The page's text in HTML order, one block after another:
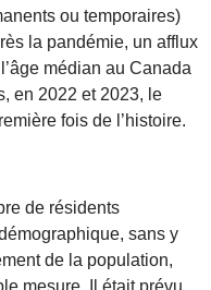
ou temporaires)
la pandémie, un afflux
médian au Canada
en 2022 et 2023, le
fois de l’histoire.
de résidents
sans y
de la population,
mesure. Il était prévu